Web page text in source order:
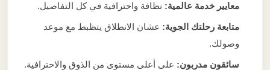
معايير خدمة عالمية:نظافة واحترافية في كل التفاصيل.
متابعة رحلتك الجوية:عشان الانطلاق يتظبط مع موعد
وصولك.
سائقون مدربون:على أعلى مستوى من الذوق والاحترافية.